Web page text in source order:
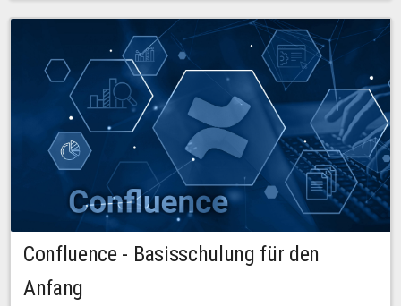
Confluence - Basisschulung für den
Anfang